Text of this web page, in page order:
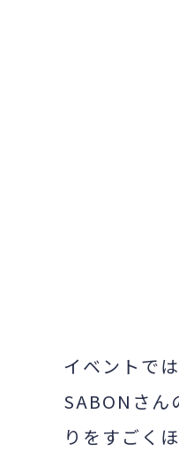
イベントで
SABONさん
りをすごく